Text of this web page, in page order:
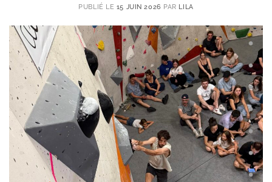
PUBLIÉ LE 15 JUIN 2026 PAR LILA